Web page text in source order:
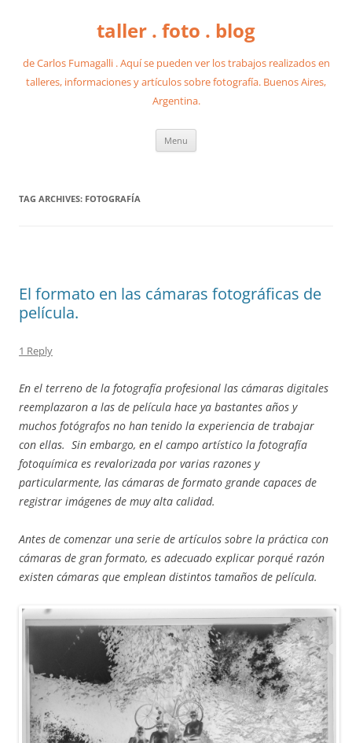
taller . foto . blog
de Carlos Fumagalli . Aquí se pueden ver los trabajos realizados en
talleres, informaciones y artículos sobre fotografía. Buenos Aires,
Argentina.
Menu
TAG ARCHIVES: FOTOGRAFÍA
El formato en las cámaras fotográficas de
película.
1 Reply
En el terreno de la fotografía profesional las cámaras digitales
reemplazaron a las de película hace ya bastantes años y
muchos fotógrafos no han tenido la experiencia de trabajar
con ellas. Sin embargo, en el campo artístico la fotografía
fotoquímica es revalorizada por varias razones y
particularmente, las cámaras de formato grande capaces de
registrar imágenes de muy alta calidad.
Antes de comenzar una serie de artículos sobre la práctica con
cámaras de gran formato, es adecuado explicar porqué razón
existen cámaras que emplean distintos tamaños de película.